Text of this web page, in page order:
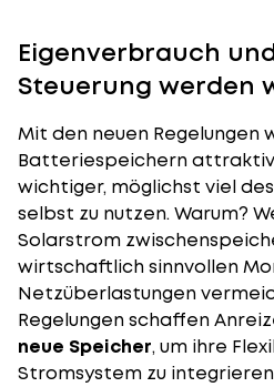
Eigenverbrauch
Steuerung werden
Mit den neuen Regelungen
Batteriespeichern
wichtiger, möglichst viel
selbst zu nutzen. Warum?
Solarstrom
wirtschaftlich sinnvollen
Netzüberlastungen
Regelungen schaffen
neue Speicher, um ihre
Stromsystem zu